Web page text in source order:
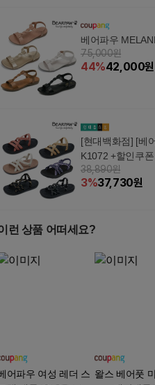
베어파우
75,000원
44%42,000원
[현대백화점] [베어파우]
K1072 +할인쿠폰
38,890원
3%37,730원
런 상품 어떠세요?
어파우 여성 레더 스 왈스 베어풋